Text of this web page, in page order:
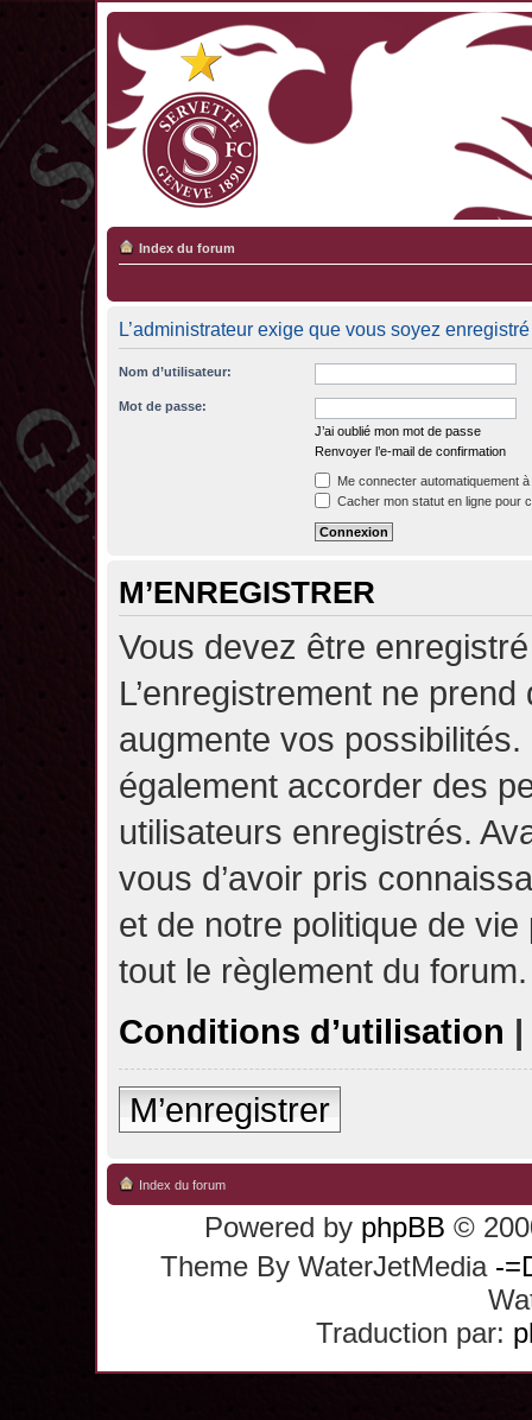
Index du forum
L’administrateur exige que vous soyez
Nom d’utilisateur:
Mot de passe:
J’ai oublié mon mot de passe
Renvoyer l’e-mail de confirmation
Me connecter automatiquement
Cacher mon statut en ligne pour
M’ENREGISTRER
Vous devez être
L’enregistrement ne
augmente vos possibilités.
également accorder des
utilisateurs enregistrés.
vous d’avoir pris
et de notre politique de
tout le règlement du forum.
Conditions d’utilisation |
M’enregistrer
Index du forum
Powered by phpBB ©
Theme By WaterJetMedia -
Traduction par: